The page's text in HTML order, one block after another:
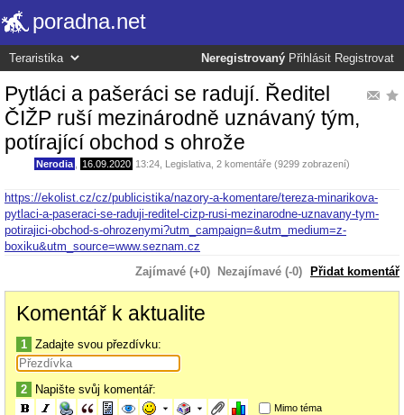
poradna.net
Neregistrovaný Přihlásit Registrovat
Pytláci a pašeráci se radují. Ředitel
ČIŽP ruší mezinárodně uznávaný tým,
potírající obchod s ohrože
Nerodia 16.09.2020 13:24 Legislativa , 2 komentáře (9299 zobrazení)
https://ekolist.cz/cz/publicistika/nazory-a-komentare/tereza-minarikova-
pytlaci-a-paseraci-se-raduji-reditel-cizp-rusi-mezinarodne-uznavany-tym-
potirajici-obchod-s-ohrozenymi?utm_campaign=&utm_medium=z-
boxiku&utm_source=www.seznam.cz
Zajímavé (+0)
Nezajímavé (-0) Přidat komentář
Komentář k aktualite
1 Zadajte svou přezdívku:
2 Napište svůj komentář:
Mimo téma